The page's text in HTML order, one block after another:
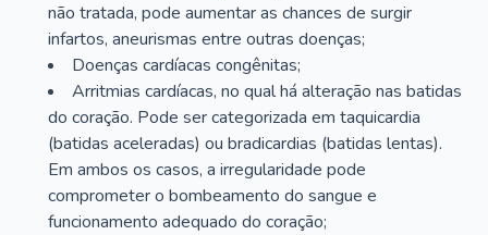
não tratada, pode aumentar as chances de surgir
infartos, aneurismas entre outras doenças;
Doenças cardíacas congênitas;
Arritmias cardíacas, no qual há alteração nas batidas
do coração. Pode ser categorizada em taquicardia
(batidas aceleradas) ou bradicardias (batidas lentas).
Em ambos os casos, a irregularidade pode
comprometer o bombeamento do sangue e
funcionamento adequado do coração;